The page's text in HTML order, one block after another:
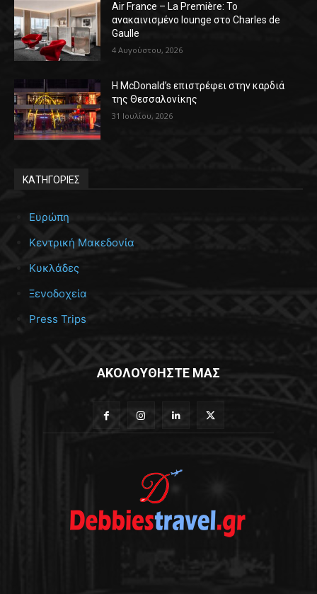
Air France – La Première: Το
ανακαινισμένο lounge στο Charles de
Gaulle
4 Αυγούστου, 2026
Η McDonald’s επιστρέφει στην καρδιά
της Θεσσαλονίκης
31 Ιουλίου, 2026
ΚΑΤΗΓΟΡΙΕΣ
Ευρώπη
Κεντρική Μακεδονία
Κυκλάδες
Ξενοδοχεία
Press Trips
ΑΚΟΛΟΥΘΗΣΤΕ ΜΑΣ